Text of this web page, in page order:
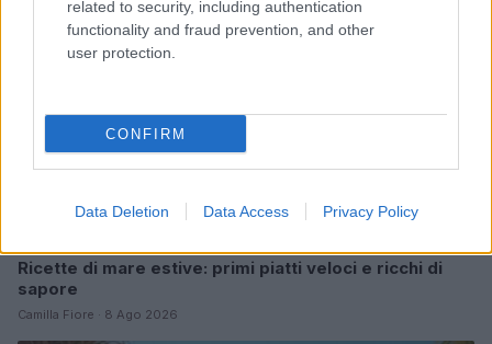
related to security, including authentication
functionality and fraud prevention, and other
user protection.
CONFIRM
Data Deletion Data Access Privacy Policy
Ricette di mare estive: primi piatti veloci e ricchi di
sapore
Camilla Fiore · 8 Ago 2026